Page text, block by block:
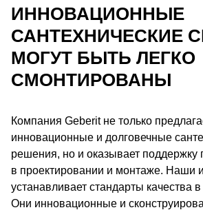
ИННОВАЦИОННЫЕ
САНТЕХНИЧЕСКИЕ
МОГУТ БЫТЬ ЛЕГКО
СМОНТИРОВАНЫ
Компания Geberit не только
инновационные и долговечные
решения, но и оказывает
в проектировании и монтаже. Наши
устанавливает стандарты качества
Они инновационные и